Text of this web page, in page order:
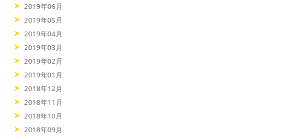
2019年06月
2019年05月
2019年04月
2019年03月
2019年02月
2019年01月
2018年12月
2018年11月
2018年10月
2018年09月